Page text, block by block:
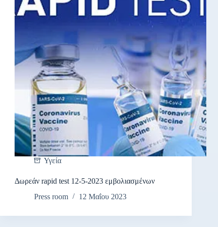
Υγεία
Δωρεάν rapid test 12-5-2023 εμβολιασμένων
Press room
12 Μαΐου 2023